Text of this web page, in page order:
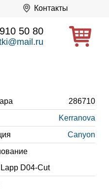
Контакты
50 80
286710
Kerranova
Canyon
D04-Cut